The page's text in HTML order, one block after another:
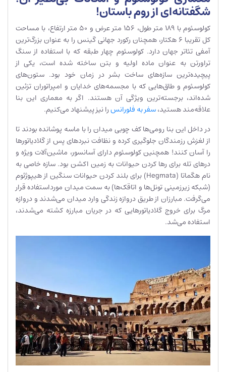
شگفتانه‌ای از روم باستان!
کولوسئوم با 189 متر طول، 156 متر عرض و 50 متر ارتفاع، با مساحت
کل تقریبا 6 هکتار، همچنان رکورد جهانی گینس را به عنوان بزرگ‌ترین
آمفی تئاتر جهان دارد. کولوسئوم چهار طبقه که با استفاده از سنگ
تراورتن به عنوان ماده اولیه و بتن ساخته شده است، یکی از
پیچیده‌ترین سازه‌های ساخت بشر در زمان خود بود. ستون‌های
کولوسئوم و طاق‌هایی که با مجسمه‌های خدایان و امپراتوران تزئین
شده‌اند، برجسته‌ترین ویژگی آن هستند. اگر به معماری این بنا
علاقه‌مند هستید،سفر به فلورانسرا نیز پیشنهاد می‌کنیم.
در داخل این بنا رومی‌ها کف چوبی میدان را با ماسه پوشانده بودند تا
از لغزش رزمندگان جلوگیری کرده و نظافت نبردهای پس از گلادیاتورها
را آسان کنند! همچنین کولوسئوم دارای آسانسور، ماشین‌آلات ویژه و
درهای تله برای رها کردن حیوانات به زمین اکشن بود. سازه خاصی به
نام هگماتا (Hegmata) برای بلند کردن حیوانات سنگین از هیپوژئوم
(شبکه زیرزمینی تونل‌ها و اتاقک‌ها) به سمت میدان مورداستفاده قرار
می‌گرفت. مبارزان از طریق دروازه زندگی وارد میدان می‌شدند و دروازه
مرگ برای خروج گلادیاتورهایی که در جریان مبارزه کشته می‌شدند،
استفاده می‌شد.